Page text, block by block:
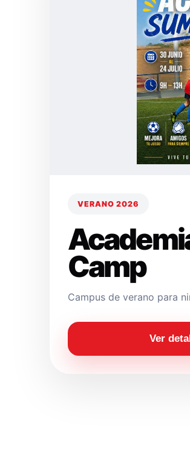
VERANO 2026
Camp
Campus de verano para
Ver